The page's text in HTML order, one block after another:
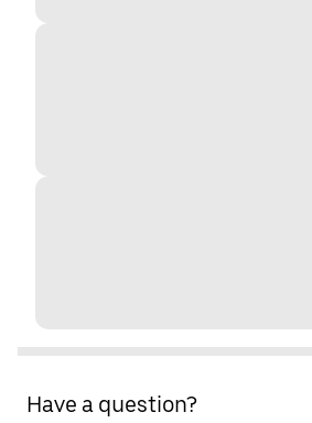
Have a question?